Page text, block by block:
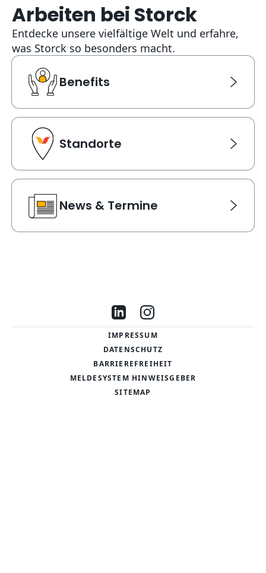
Arbeiten bei Storck
Entdecke unsere vielfältige Welt und erfahre,
was Storck so besonders macht.
Benefits
Benefits
Link Karte für Benefits. Navigiert zu einer neuen
Standorte
Standorte
Link Karte für Standorte. Navigiert zu einer neuen
News & Termine
News & Termine
Link Karte für News & Termine. Navigiert zu einer
Besuche uns auf LinkedIn
Besuche uns auf
IMPRESSUM
DATENSCHUTZ
BARRIEREFREIHEIT
MELDESYSTEM HINWEISGEBER
SITEMAP